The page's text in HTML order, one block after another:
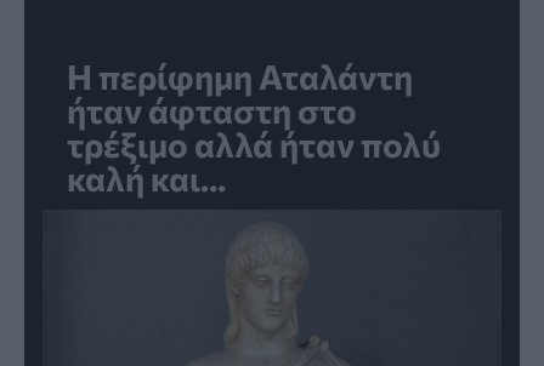
Η περίφημη Αταλάντη
ήταν άφταστη στο
τρέξιμο αλλά ήταν πολύ
καλή και...